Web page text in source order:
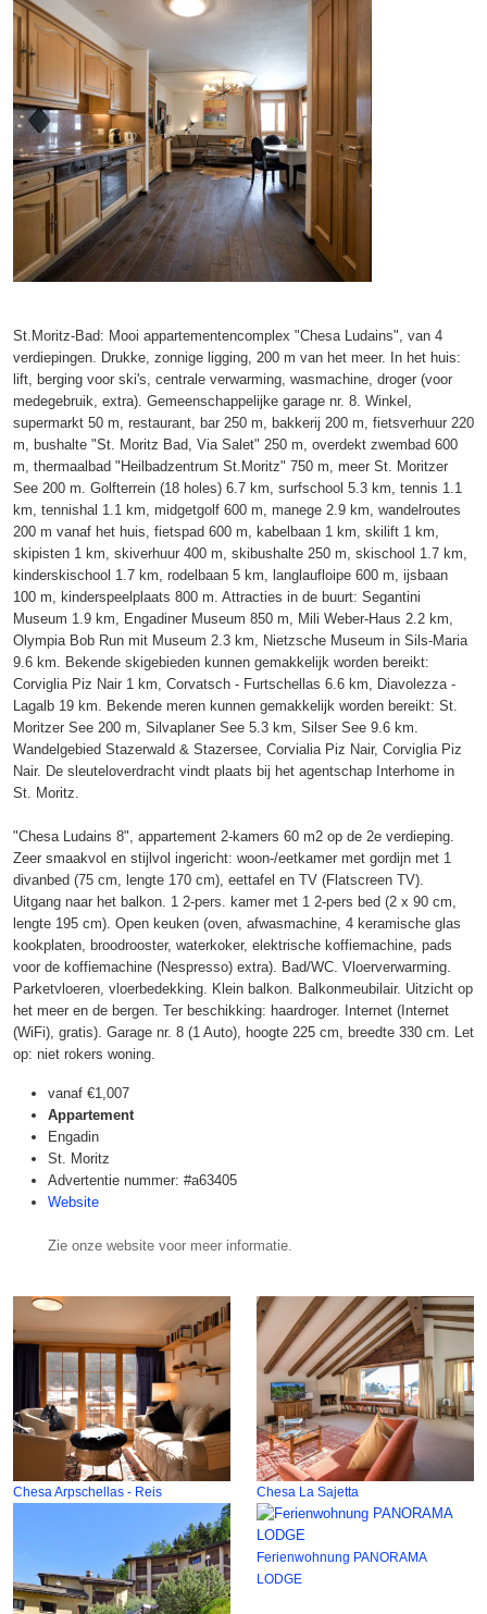
St.Moritz-Bad: Mooi appartementencomplex "Chesa Ludains", van 4
verdiepingen. Drukke, zonnige ligging, 200 m van het meer. In het huis:
lift, berging voor ski's, centrale verwarming, wasmachine, droger (voor
medegebruik, extra). Gemeenschappelijke garage nr. 8. Winkel,
supermarkt 50 m, restaurant, bar 250 m, bakkerij 200 m, fietsverhuur 220
m, bushalte "St. Moritz Bad, Via Salet" 250 m, overdekt zwembad 600
m, thermaalbad "Heilbadzentrum St.Moritz" 750 m, meer St. Moritzer
See 200 m. Golfterrein (18 holes) 6.7 km, surfschool 5.3 km, tennis 1.1
km, tennishal 1.1 km, midgetgolf 600 m, manege 2.9 km, wandelroutes
200 m vanaf het huis, fietspad 600 m, kabelbaan 1 km, skilift 1 km,
skipisten 1 km, skiverhuur 400 m, skibushalte 250 m, skischool 1.7 km,
kinderskischool 1.7 km, rodelbaan 5 km, langlaufloipe 600 m, ijsbaan
100 m, kinderspeelplaats 800 m. Attracties in de buurt: Segantini
Museum 1.9 km, Engadiner Museum 850 m, Mili Weber-Haus 2.2 km,
Olympia Bob Run mit Museum 2.3 km, Nietzsche Museum in Sils-Maria
9.6 km. Bekende skigebieden kunnen gemakkelijk worden bereikt:
Corviglia Piz Nair 1 km, Corvatsch - Furtschellas 6.6 km, Diavolezza -
Lagalb 19 km. Bekende meren kunnen gemakkelijk worden bereikt: St.
Moritzer See 200 m, Silvaplaner See 5.3 km, Silser See 9.6 km.
Wandelgebied Stazerwald & Stazersee, Corvialia Piz Nair, Corviglia Piz
Nair. De sleuteloverdracht vindt plaats bij het agentschap Interhome in
St. Moritz.
"Chesa Ludains 8", appartement 2-kamers 60 m2 op de 2e verdieping.
Zeer smaakvol en stijlvol ingericht: woon-/eetkamer met gordijn met 1
divanbed (75 cm, lengte 170 cm), eettafel en TV (Flatscreen TV).
Uitgang naar het balkon. 1 2-pers. kamer met 1 2-pers bed (2 x 90 cm,
lengte 195 cm). Open keuken (oven, afwasmachine, 4 keramische glas
kookplaten, broodrooster, waterkoker, elektrische koffiemachine, pads
voor de koffiemachine (Nespresso) extra). Bad/WC. Vloerverwarming.
Parketvloeren, vloerbedekking. Klein balkon. Balkonmeubilair. Uitzicht op
het meer en de bergen. Ter beschikking: haardroger. Internet (Internet
(WiFi), gratis). Garage nr. 8 (1 Auto), hoogte 225 cm, breedte 330 cm. Let
op: niet rokers woning.
vanaf €1,007
Appartement
Engadin
St. Moritz
Advertentie nummer: #a63405
Website
Zie onze website voor meer informatie.
Chesa Arpschellas - Reis Chesa La Sajetta
Ferienwohnung PANORAMA
LODGE